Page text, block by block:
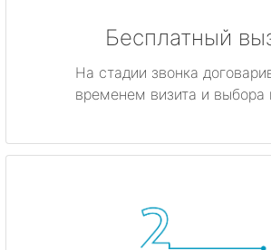
Бесплатный
На стадии звонка
временем визита и выбора